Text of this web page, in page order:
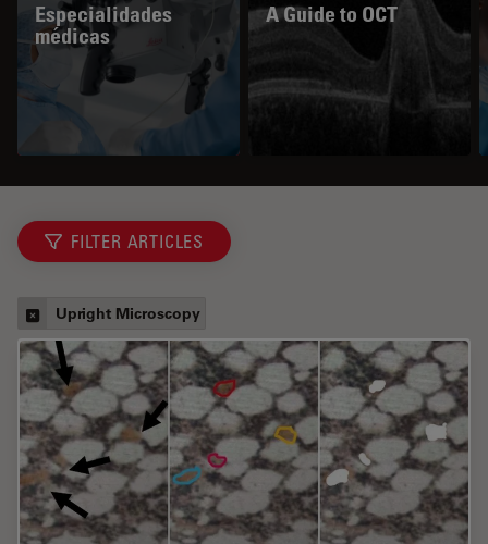
Especialidades
médicas
A Guide to OCT
FILTER ARTICLES
Upright Microscopy